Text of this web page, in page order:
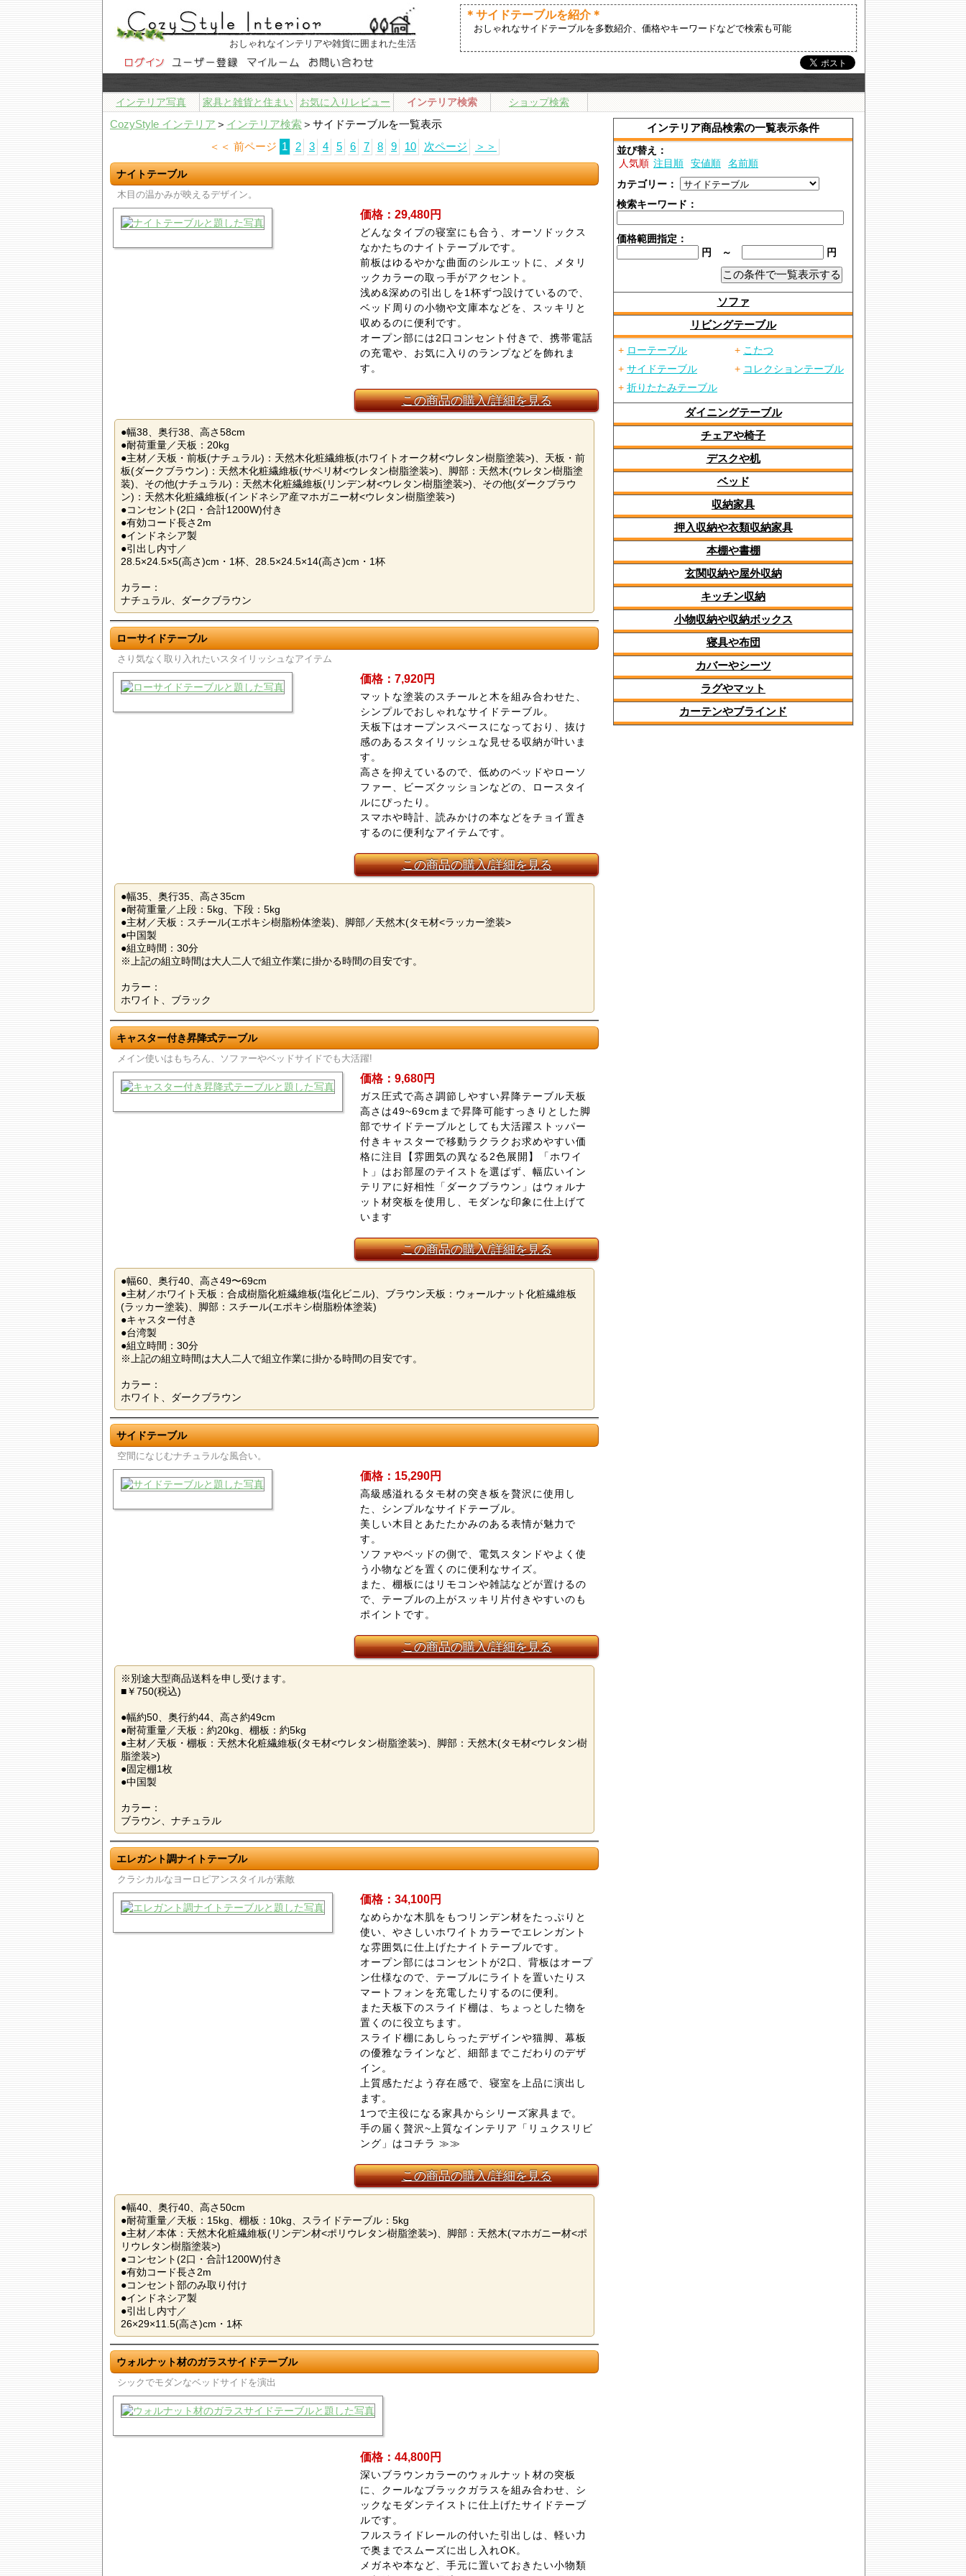
おしゃれなインテリアや雑貨に囲まれた生活
＊サイドテーブルを紹介＊
おしゃれなサイドテーブルを多数紹介、価格やキーワードなどで検索も可能
インテリア写真 家具と雑貨と住まい お気に入りレビュー インテリア検索
ショップ検索
CozyStyle インテリア ＞ インテリア検索 ＞サイドテーブルを一覧表示
＜＜ 前ページ 1 2 3 4 5 6 7 8 9 10 次ページ ＞＞
ナイトテーブル
木目の温かみが映えるデザイン。
価格：29,480円
どんなタイプの寝室にも合う、オーソドックス
なかたちのナイトテーブルです。
前板はゆるやかな曲面のシルエットに、メタリ
ックカラーの取っ手がアクセント。
浅め&深めの引出しを1杯ずつ設けているので、
ベッド周りの小物や文庫本などを、スッキリと
収めるのに便利です。
オープン部には2口コンセント付きで、携帯電話
の充電や、お気に入りのランプなどを飾れま
す。
この商品の購入/詳細を見る
●幅38、奥行38、高さ58cm
●耐荷重量／天板：20kg
●主材／天板・前板(ナチュラル)：天然木化粧繊維板(ホワイトオーク材<ウレタン樹脂塗装>)、天板・前
板(ダークブラウン)：天然木化粧繊維板(サペリ材<ウレタン樹脂塗装>)、脚部：天然木(ウレタン樹脂塗
装)、その他(ナチュラル)：天然木化粧繊維板(リンデン材<ウレタン樹脂塗装>)、その他(ダークブラウ
ン)：天然木化粧繊維板(インドネシア産マホガニー材<ウレタン樹脂塗装>)
●コンセント(2口・合計1200W)付き
●有効コード長さ2m
●インドネシア製
●引出し内寸／
28.5×24.5×5(高さ)cm・1杯、28.5×24.5×14(高さ)cm・1杯
カラー：
ナチュラル、ダークブラウン
ローサイドテーブル
さり気なく取り入れたいスタイリッシュなアイテム
価格：7,920円
マットな塗装のスチールと木を組み合わせた、
シンプルでおしゃれなサイドテーブル。
天板下はオープンスペースになっており、抜け
感のあるスタイリッシュな見せる収納が叶いま
す。
高さを抑えているので、低めのベッドやローソ
ファー、ビーズクッションなどの、ロースタイ
ルにぴったり。
スマホや時計、読みかけの本などをチョイ置き
するのに便利なアイテムです。
この商品の購入/詳細を見る
●幅35、奥行35、高さ35cm
●耐荷重量／上段：5kg、下段：5kg
●主材／天板：スチール(エポキシ樹脂粉体塗装)、脚部／天然木(タモ材<ラッカー塗装>
●中国製
●組立時間：30分
※上記の組立時間は大人二人で組立作業に掛かる時間の目安です。
カラー：
ホワイト、ブラック
キャスター付き昇降式テーブル
メイン使いはもちろん、ソファーやベッドサイドでも大活躍!
価格：9,680円
ガス圧式で高さ調節しやすい昇降テーブル天板
高さは49~69cmまで昇降可能すっきりとした脚
部でサイドテーブルとしても大活躍ストッパー
付きキャスターで移動ラクラクお求めやすい価
格に注目【雰囲気の異なる2色展開】「ホワイ
ト」はお部屋のテイストを選ばず、幅広いイン
テリアに好相性「ダークブラウン」はウォルナ
ット材突板を使用し、モダンな印象に仕上げて
います
この商品の購入/詳細を見る
●幅60、奥行40、高さ49〜69cm
●主材／ホワイト天板：合成樹脂化粧繊維板(塩化ビニル)、ブラウン天板：ウォールナット化粧繊維板
(ラッカー塗装)、脚部：スチール(エポキシ樹脂粉体塗装)
●キャスター付き
●台湾製
●組立時間：30分
※上記の組立時間は大人二人で組立作業に掛かる時間の目安です。
カラー：
ホワイト、ダークブラウン
サイドテーブル
空間になじむナチュラルな風合い。
価格：15,290円
高級感溢れるタモ材の突き板を贅沢に使用し
た、シンプルなサイドテーブル。
美しい木目とあたたかみのある表情が魅力で
す。
ソファやベッドの側で、電気スタンドやよく使
う小物などを置くのに便利なサイズ。
また、棚板にはリモコンや雑誌などが置けるの
で、テーブルの上がスッキリ片付きやすいのも
ポイントです。
この商品の購入/詳細を見る
※別途大型商品送料を申し受けます。
■￥750(税込)
●幅約50、奥行約44、高さ約49cm
●耐荷重量／天板：約20kg、棚板：約5kg
●主材／天板・棚板：天然木化粧繊維板(タモ材<ウレタン樹脂塗装>)、脚部：天然木(タモ材<ウレタン樹
脂塗装>)
●固定棚1枚
●中国製
カラー：
ブラウン、ナチュラル
エレガント調ナイトテーブル
クラシカルなヨーロピアンスタイルが素敵
価格：34,100円
なめらかな木肌をもつリンデン材をたっぷりと
使い、やさしいホワイトカラーでエレンガント
な雰囲気に仕上げたナイトテーブルです。
オープン部にはコンセントが2口、背板はオープ
ン仕様なので、テーブルにライトを置いたりス
マートフォンを充電したりするのに便利。
また天板下のスライド棚は、ちょっとした物を
置くのに役立ちます。
スライド棚にあしらったデザインや猫脚、幕板
の優雅なラインなど、細部までこだわりのデザ
イン。
上質感ただよう存在感で、寝室を上品に演出し
ます。
1つで主役になる家具からシリーズ家具まで。
手の届く贅沢~上質なインテリア「リュクスリビ
ング」はコチラ ≫≫
この商品の購入/詳細を見る
●幅40、奥行40、高さ50cm
●耐荷重量／天板：15kg、棚板：10kg、スライドテーブル：5kg
●主材／本体：天然木化粧繊維板(リンデン材<ポリウレタン樹脂塗装>)、脚部：天然木(マホガニー材<ポ
リウレタン樹脂塗装>)
●コンセント(2口・合計1200W)付き
●有効コード長さ2m
●コンセント部のみ取り付け
●インドネシア製
●引出し内寸／
26×29×11.5(高さ)cm・1杯
ウォルナット材のガラスサイドテーブル
シックでモダンなベッドサイドを演出
価格：44,800円
深いブラウンカラーのウォルナット材の突板
に、クールなブラックガラスを組み合わせ、シ
ックなモダンテイストに仕上げたサイドテーブ
ルです。
フルスライドレールの付いた引出しは、軽い力
で奥までスムーズに出し入れOK。
メガネや本など、手元に置いておきたい小物類
インテリア商品検索の一覧表示条件
並び替え：
人気順 注目順 安値順
名前順
カテゴリー：
検索キーワード：
価格範囲指定：
円 ～
円
ソファ
リビングテーブル
+ ローテーブル + こたつ
+ サイドテーブル + コレクションテーブル
+ 折りたたみテーブル
ダイニングテーブル
チェアや椅子
デスクや机
ベッド
収納家具
押入収納や衣類収納家具
本棚や書棚
玄関収納や屋外収納
キッチン収納
小物収納や収納ボックス
寝具や布団
カバーやシーツ
ラグやマット
カーテンやブラインド